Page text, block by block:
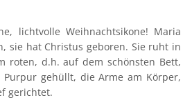
lichtvolle Weihnachtsikone! Maria
sie hat Christus geboren. Sie ruht in
roten, d.h. auf dem schönsten Bett,
gehüllt, die Arme am Körper,
gerichtet.